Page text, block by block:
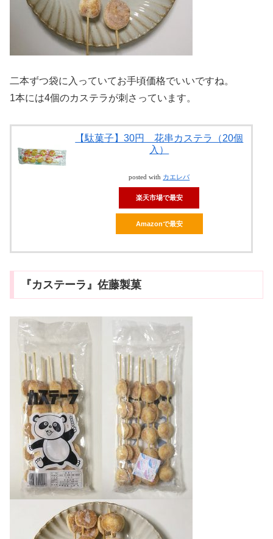
二本ずつ袋に入っていてお手頃価格でいいですね。
1本には4個のカステラが刺さっています。
【駄菓子】30円 花串カステラ（20個
入）
posted with カエレバ
楽天市場で最安
Amazonで最安
『カステーラ』佐藤製菓